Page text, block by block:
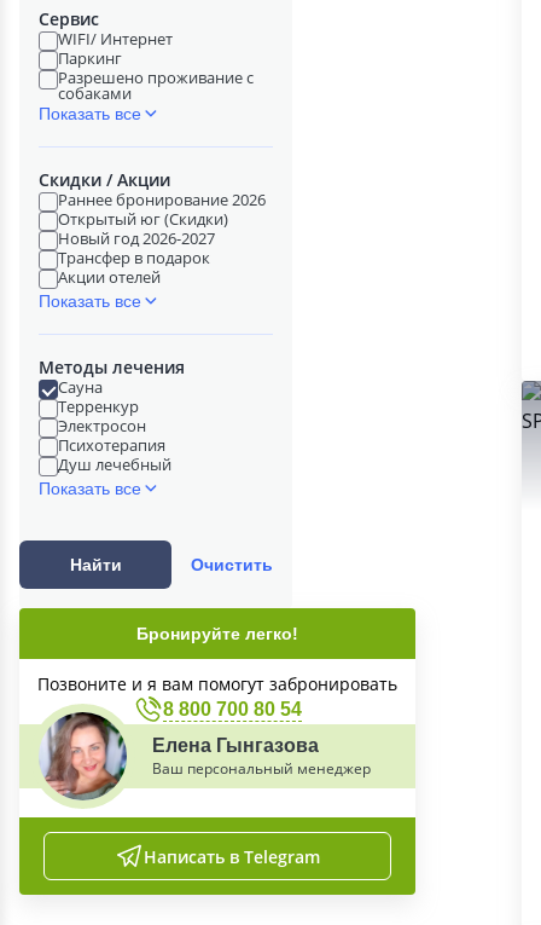
Сервис
WIFI/ Интернет
Паркинг
Разрешено проживание с
собаками
Показать все
Скидки / Акции
Раннее бронирование 2026
Открытый юг (Скидки)
Новый год 2026-2027
Трансфер в подарок
Акции отелей
Показать все
Методы лечения
Сауна
Терренкур
Электросон
Психотерапия
Душ лечебный
Показать все
Найти Очистить
Бронируйте легко!
Позвоните и я вам помогут забронировать
8 800 700 80 54
Елена Гынгазова
Ваш персональный менеджер
Написать в Telegram